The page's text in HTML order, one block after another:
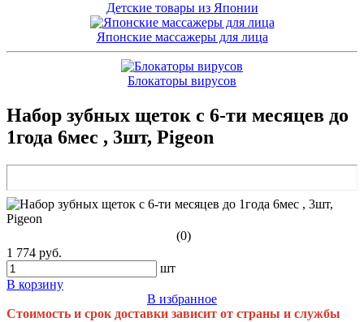
Детские товары из Японии
Японские массажеры для лица
Блокаторы вирусов
Набор зубных щеток с 6-ти месяцев до
1года 6мес , 3шт, Pigeon
(0)
1 774 руб.
шт
В корзину
В избранное
Стоимость и срок доставки зависит от страны и службы